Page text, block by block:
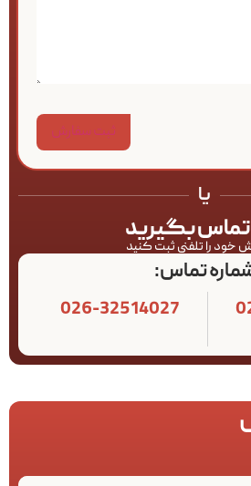
یا
تماس بگیرید
خود را تلفنی ثبت کنید
تماس:
026-32514027